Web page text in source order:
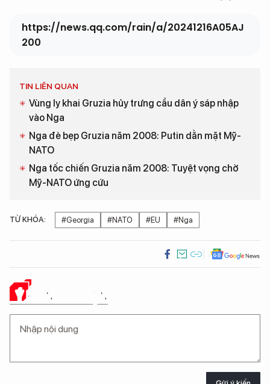
Theo QQnews
TIN LIÊN QUAN
Vùng ly khai Gruzia hủy trưng cầu dân ý sáp nhập
vào Nga
Nga đè bẹp Gruzia năm 2008: Putin dằn mặt Mỹ-
NATO
Mỹ-NATO ứng cứu
#Nga
Ý KIẾN CỦA BẠN